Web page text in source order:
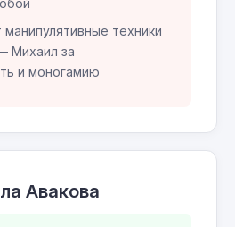
техники
Михаил за
и моногамию
Авакова